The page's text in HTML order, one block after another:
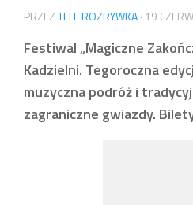
PRZEZTELE ROZRYWKA· 19
Festiwal „Magiczne
Kadzielni. Tegoroczna
muzyczna podróż i
zagraniczne gwiazdy.